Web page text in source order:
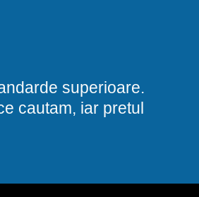
superioare.
cautam, iar pretul